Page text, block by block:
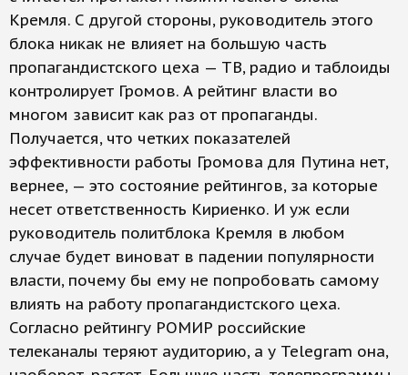
Кремля. С другой стороны, руководитель этого
блока никак не влияет на большую часть
пропагандистского цеха — ТВ, радио и таблоиды
контролирует Громов. А рейтинг власти во
многом зависит как раз от пропаганды.
Получается, что четких показателей
эффективности работы Громова для Путина нет,
вернее, — это состояние рейтингов, за которые
несет ответственность Кириенко. И уж если
руководитель политблока Кремля в любом
случае будет виноват в падении популярности
власти, почему бы ему не попробовать самому
влиять на работу пропагандистского цеха.
Согласно рейтингу РОМИР российские
телеканалы теряют аудиторию, а у Telegram она,